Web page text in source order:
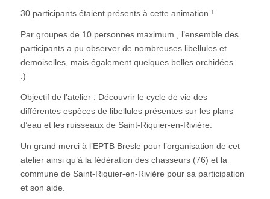
30 participants étaient présents à cette animation !
Par groupes de 10 personnes maximum , l’ensemble des
participants a pu observer de nombreuses libellules et
demoiselles, mais également quelques belles orchidées
:)
Objectif de l’atelier : Découvrir le cycle de vie des
différentes espèces de libellules présentes sur les plans
d’eau et les ruisseaux de Saint-Riquier-en-Rivière.
Un grand merci à l’EPTB Bresle pour l’organisation de cet
atelier ainsi qu’à la fédération des chasseurs (76) et la
commune de Saint-Riquier-en-Rivière pour sa participation
et son aide.